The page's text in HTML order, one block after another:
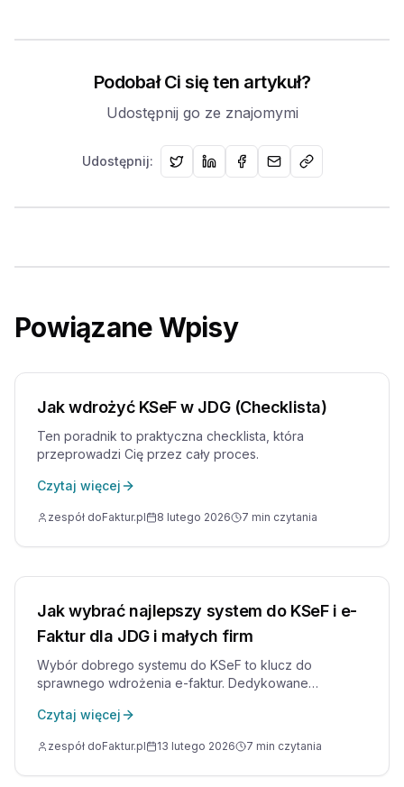
Podobał Ci się ten artykuł?
Udostępnij go ze znajomymi
Udostępnij:
Powiązane Wpisy
Jak wdrożyć KSeF w JDG (Checklista)
Ten poradnik to praktyczna checklista, która
przeprowadzi Cię przez cały proces.
Czytaj więcej
zespół doFaktur.pl 8 lutego 2026 7 min czytania
Jak wybrać najlepszy system do KSeF i e-
Faktur dla JDG i małych firm
Wybór dobrego systemu do KSeF to klucz do
sprawnego wdrożenia e-faktur. Dedykowane
bezpieczeństwo.
Czytaj więcej
zespół doFaktur.pl 13 lutego 2026 7 min czytania